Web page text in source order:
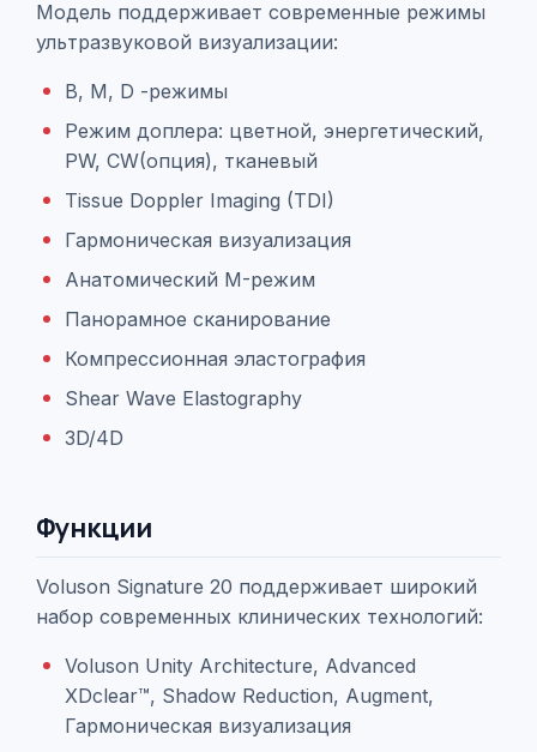
Модель поддерживает современные режимы
ультразвуковой визуализации:
B, M, D -режимы
Режим доплера: цветной, энергетический,
PW, CW(опция), тканевый
Tissue Doppler Imaging (TDI)
Гармоническая визуализация
Анатомический M-режим
Панорамное сканирование
Компрессионная эластография
Shear Wave Elastography
3D/4D
Функции
Voluson Signature 20 поддерживает широкий
набор современных клинических технологий:
Voluson Unity Architecture, Advanced
XDclear™, Shadow Reduction, Augment,
Гармоническая визуализация